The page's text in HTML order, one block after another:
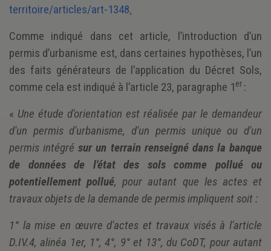
territoire/articles/art-1348.
Comme indiqué dans cet article, l’introduction d’un
permis d’urbanisme est, dans certaines hypothèses, l’un
des faits générateurs de l’application du Décret Sols,
comme cela est indiqué à l’article 23, paragraphe 1er :
« Une étude d'orientation est réalisée par le demandeur
d'un permis d'urbanisme, d'un permis unique ou d'un
permis intégrésur un terrain renseigné dans la banque
de données de l'état des sols comme pollué ou
potentiellement pollué, pour autant que les actes et
travaux objets de la demande de permis impliquent soit :
1° la mise en œuvre d'actes et travaux visés à l'article
D.IV.4, alinéa 1er, 1°, 4°, 9° et 13°, du CoDT, pour autant